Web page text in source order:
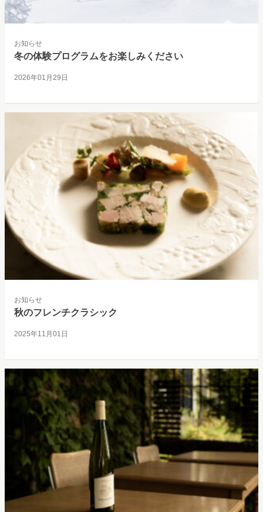
お知らせ
冬の体験プログラムをお楽しみください
2026年01月29日
お知らせ
秋のフレンチクラシック
2025年11月01日